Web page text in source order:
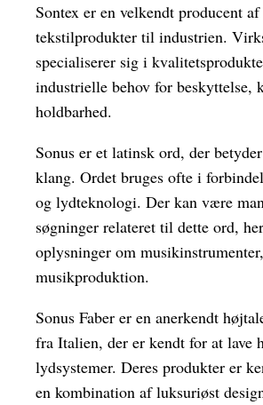
Sontex er en velkendt producent af
tekstilprodukter til industrien.
specialiserer sig i
industrielle behov for beskyttelse,
holdbarhed.
Sonus er et latinsk ord, der
klang. Ordet bruges ofte i
og lydteknologi. Der kan være
søgninger relateret til dette ord,
oplysninger om
musikproduktion.
Sonus Faber er en anerkendt
fra Italien, der er kendt for at lave
lydsystemer. Deres produkter er
en kombination af luksuriøst